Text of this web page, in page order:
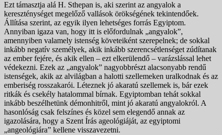
Ezt támasztja alá H. Sthepan is, aki szerint az angyalok a
kereszténységet megelőző vallások örökségének tekintendőek.
Állítása szerint, az egyik ilyen lehetséges forrás Egyiptom.
Annyiban igaza van, hogy itt is előfordulnak „angyalok”,
amennyiben valamely istenség követeiként szerepelnek; de sokkal
inkább negatív személyek, akik inkább szerencsétlenséget zúdítanak
az ember fejére, és akik ellen – ezt elkerülendő – varázslással lehet
védekezni. Ezek az „angyalok” nagyobbrészt alacsonyabb rendű
istenségek, akik az alvilágban a halotti szellemeken uralkodnak és az
emberiség rosszakarói. Léteznek jó akaratú szellemek is, bár ezek
ritkák és csekély hatalommal bírnak. Egyiptomban tehát sokkal
inkább beszélhetünk démonhitről, mint jó akaratú angyalokról. A
hasonlóság csak felszínes és közel sem elegendő annak az
igazolására, hogy a Szent Írás ageológiáját, az egyiptomi
„angeológiára” kellene visszavezetni.